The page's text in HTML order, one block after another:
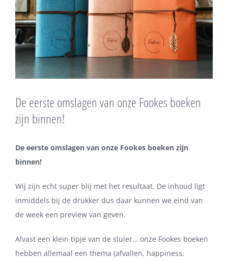
De eerste omslagen van onze Fookes boeken
zijn binnen!
De eerste omslagen van onze Fookes boeken zijn
binnen!
Wij zijn echt super blij met het resultaat. De inhoud ligt
inmiddels bij de drukker dus daar kunnen we eind van
de week een preview van geven.
Alvast een klein tipje van de sluier… onze Fookes boeken
hebben allemaal een thema (afvallen, happiness,